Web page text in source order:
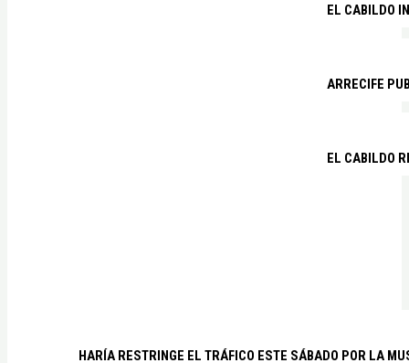
EL CABILDO
ARRECIFE
EL CABILDO
HARÍA RESTRINGE EL TRÁFICO ESTE SÁBADO POR LA